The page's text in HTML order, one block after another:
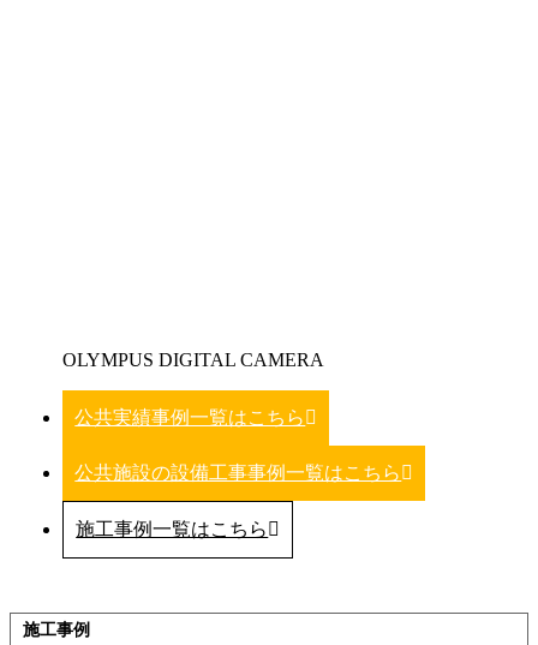
OLYMPUS DIGITAL CAMERA
公共実績事例一覧はこちら
公共施設の設備工事事例一覧はこちら
施工事例一覧はこちら
施工事例